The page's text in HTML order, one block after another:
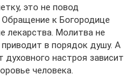
это не повод
к Богородице
лекарства. Молитва не
в порядок душу. А
настроя зависит
человека.